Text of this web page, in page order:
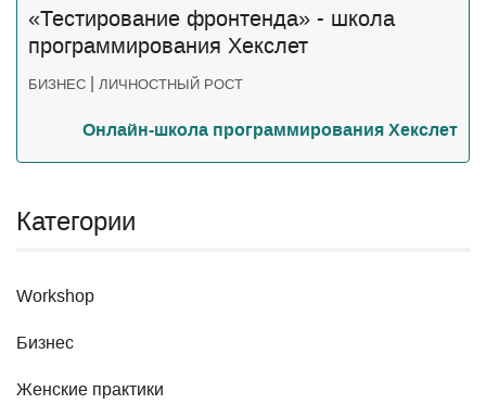
Категории
Workshop
Бизнес
Женские практики
«Тестирование фронтенда» - школа
программирования Хекслет
БИЗНЕС | ЛИЧНОСТНЫЙ РОСТ
Онлайн-школа программирования Хекслет